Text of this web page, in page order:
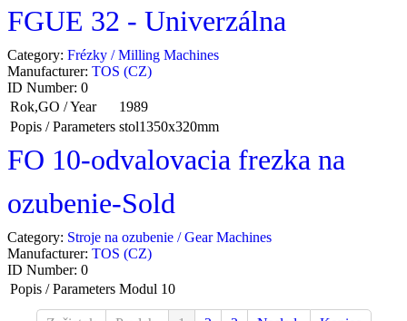
FGUE 32 - Univerzálna
Category: Frézky / Milling Machines
Manufacturer: TOS (CZ)
ID Number: 0
Rok,GO / Year
1989
Popis / Parameters stol1350x320mm
FO 10-odvalovacia frezka na
ozubenie-Sold
Category: Stroje na ozubenie / Gear Machines
Manufacturer: TOS (CZ)
ID Number: 0
Popis / Parameters Modul 10